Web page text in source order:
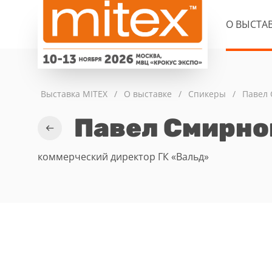
О
Выставка MITEX / О выставке / Спикеры / Павел
Павел
коммерческий директор ГК «Вальд»